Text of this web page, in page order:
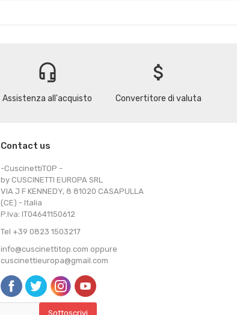
headset_mic
Assistenza all'acquisto
attach_money
Convertitore di valuta
Contact us
-CuscinettiTOP -
by CUSCINETTI EUROPA SRL
VIA J F KENNEDY, 8 81020 CASAPULLA
(CE) - Italia
P.Iva: IT04641150612
Tel +39 0823 1503217
info@cuscinettitop.com oppure
cuscinettieuropa@gmail.com